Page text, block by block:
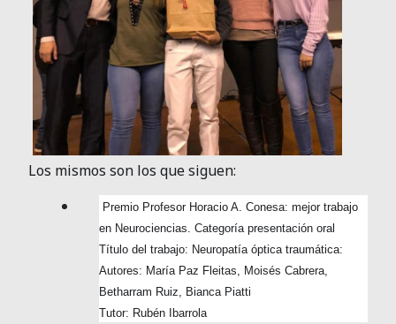
Los mismos son los que siguen:
Premio Profesor Horacio A. Conesa: mejor trabajo
en Neurociencias. Categoría presentación oral
Título del trabajo: Neuropatía óptica traumática:
Autores: María Paz Fleitas, Moisés Cabrera,
Betharram Ruiz, Bianca Piatti
Tutor: Rubén Ibarrola